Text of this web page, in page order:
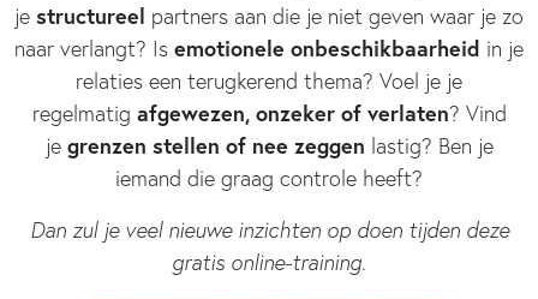
je structureel partners aan die je niet geven waar je zo
naar verlangt? Is emotionele onbeschikbaarheid in je
relaties een terugkerend thema? Voel je je
regelmatig afgewezen, onzeker of verlaten? Vind
je grenzen stellen of nee zeggen lastig? Ben je
iemand die graag controle heeft?
Dan zul je veel nieuwe inzichten op doen tijden deze
gratis online-training.